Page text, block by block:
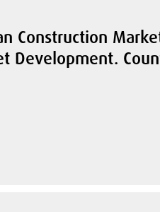
Construction
Development.